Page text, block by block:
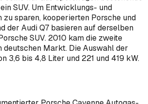
SUV. Um Entwicklungs- und
zu sparen, kooperierten Porsche und
der Audi Q7 basieren auf derselben
SUV. 2010 kam die zweite
deutschen Markt. Die Auswahl der
3,6 bis 4,8 Liter und 221 und 419 kW.